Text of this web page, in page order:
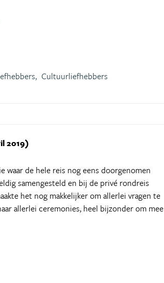
Cultuurliefhebbers
2019)
waar de hele reis nog eens doorgenomen
samengesteld en bij de privé rondreis
het nog makkelijker om allerlei vragen te
allerlei ceremonies, heel bijzonder om mee